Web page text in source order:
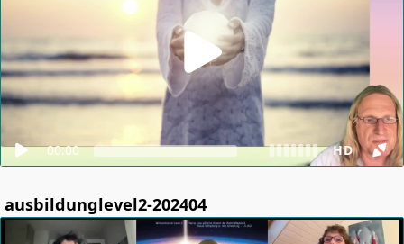
00:00 HD
ausbildunglevel2-202404